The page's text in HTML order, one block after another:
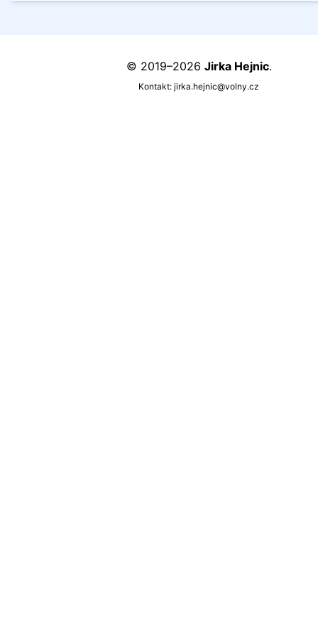
© 2019–2026 Jirka Hejnic.
Kontakt: jirka.hejnic@volny.cz